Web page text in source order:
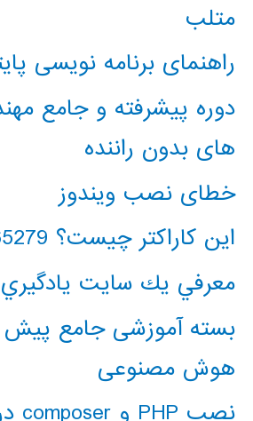
متلب
راهنمای برنامه نویسی
دوره پیشرفته و جامع
های بدون راننده
خطای نصب ویندوز
این کاراکتر چیست؟ 65279
معرفي يك سايت يادگيري
بسته آموزشی جامع پیش
هوش مصنوعی
نصب PHP و composer در ویندوز 10